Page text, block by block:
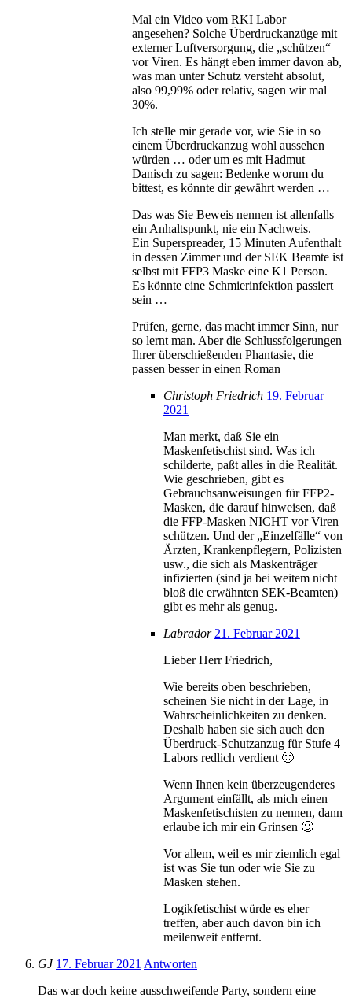
Mal ein Video vom RKI Labor
angesehen? Solche Überdruckanzüge mit
externer Luftversorgung, die „schützen“
vor Viren. Es hängt eben immer davon ab,
was man unter Schutz versteht absolut,
also 99,99% oder relativ, sagen wir mal
30%.
Ich stelle mir gerade vor, wie Sie in so
einem Überdruckanzug wohl aussehen
würden … oder um es mit Hadmut
Danisch zu sagen: Bedenke worum du
bittest, es könnte dir gewährt werden …
Das was Sie Beweis nennen ist allenfalls
ein Anhaltspunkt, nie ein Nachweis.
Ein Superspreader, 15 Minuten Aufenthalt
in dessen Zimmer und der SEK Beamte ist
selbst mit FFP3 Maske eine K1 Person.
Es könnte eine Schmierinfektion passiert
sein …
Prüfen, gerne, das macht immer Sinn, nur
so lernt man. Aber die Schlussfolgerungen
Ihrer überschießenden Phantasie, die
passen besser in einen Roman
Christoph Friedrich 19. Februar
2021
Man merkt, daß Sie ein
Maskenfetischist sind. Was ich
schilderte, paßt alles in die Realität.
Wie geschrieben, gibt es
Gebrauchsanweisungen für FFP2-
Masken, die darauf hinweisen, daß
die FFP-Masken NICHT vor Viren
schützen. Und der „Einzelfälle“ von
Ärzten, Krankenpflegern, Polizisten
usw., die sich als Maskenträger
infizierten (sind ja bei weitem nicht
bloß die erwähnten SEK-Beamten)
gibt es mehr als genug.
Labrador 21. Februar 2021
Lieber Herr Friedrich,
Wie bereits oben beschrieben,
scheinen Sie nicht in der Lage, in
Wahrscheinlichkeiten zu denken.
Deshalb haben sie sich auch den
Überdruck-Schutzanzug für Stufe 4
Labors redlich verdient 🙂
Wenn Ihnen kein überzeugenderes
Argument einfällt, als mich einen
Maskenfetischisten zu nennen, dann
erlaube ich mir ein Grinsen 🙂
Vor allem, weil es mir ziemlich egal
ist was Sie tun oder wie Sie zu
Masken stehen.
Logikfetischist würde es eher
treffen, aber auch davon bin ich
meilenweit entfernt.
GJ 17. Februar 2021 Antworten
Das war doch keine ausschweifende Party, sondern eine